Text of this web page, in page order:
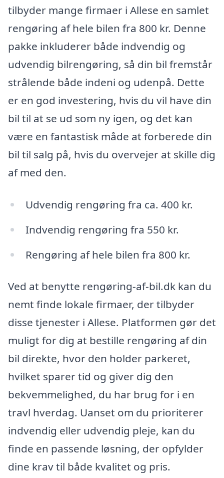
tilbyder mange firmaer i Allese en samlet
rengøring af hele bilen fra 800 kr. Denne
pakke inkluderer både indvendig og
udvendig bilrengøring, så din bil fremstår
strålende både indeni og udenpå. Dette
er en god investering, hvis du vil have din
bil til at se ud som ny igen, og det kan
være en fantastisk måde at forberede din
bil til salg på, hvis du overvejer at skille dig
af med den.
Udvendig rengøring fra ca. 400 kr.
Indvendig rengøring fra 550 kr.
Rengøring af hele bilen fra 800 kr.
Ved at benytte rengøring-af-bil.dk kan du
nemt finde lokale firmaer, der tilbyder
disse tjenester i Allese. Platformen gør det
muligt for dig at bestille rengøring af din
bil direkte, hvor den holder parkeret,
hvilket sparer tid og giver dig den
bekvemmelighed, du har brug for i en
travl hverdag. Uanset om du prioriterer
indvendig eller udvendig pleje, kan du
finde en passende løsning, der opfylder
dine krav til både kvalitet og pris.